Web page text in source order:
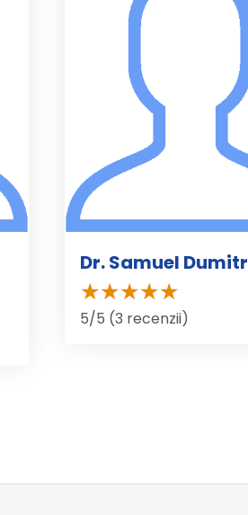
Dr. Samuel
5/5 (3 recenzii)